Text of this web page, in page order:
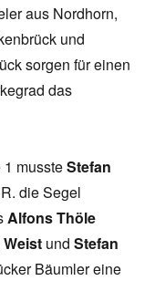
aus Nordhorn,
und
sorgen für einen
das
1 mussteStefan
die Segel
Alfons Thöle
Weist undStefan
Bäumler eine